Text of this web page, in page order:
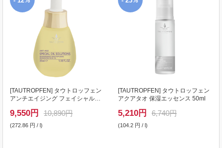
[TAUTROPFEN] タウトロッフェン
アンチエイジング フェイシャルオ
9,550円 10,890円
(272.86 円 / l)
[TAUTROPFEN] タウトロッフェン
アクアタオ 保湿エッセンス 50ml
5,210円 6,740円
(104.2 円 / l)